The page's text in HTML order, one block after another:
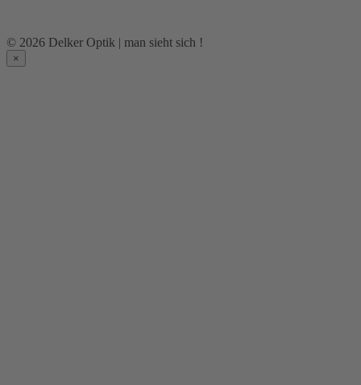
© 2026 Delker Optik | man sieht sich !
×